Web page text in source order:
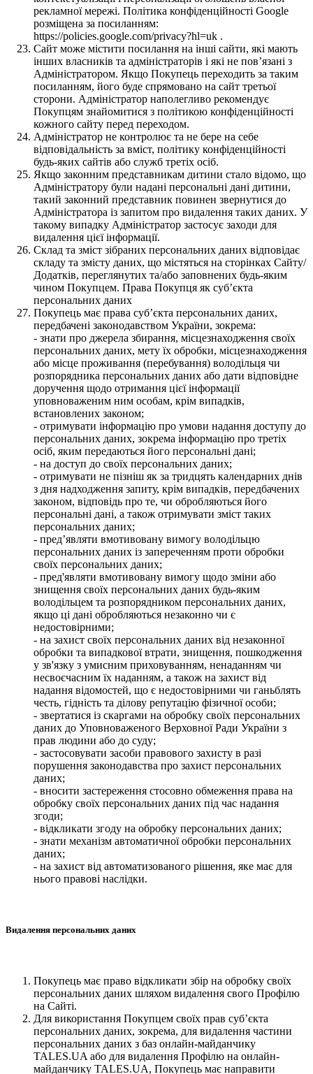
рекламної мережі. Політика конфіденційності Google
розміщена за посиланням:
https://policies.google.com/privacy?hl=uk .
Сайт може містити посилання на інші сайти, які мають
інших власників та адміністраторів і які не пов’язані з
Адміністратором. Якщо Покупець переходить за таким
посиланням, його буде спрямовано на сайт третьої
сторони. Адміністратор наполегливо рекомендує
Покупцям знайомитися з політикою конфіденційності
кожного сайту перед переходом.
Адміністратор не контролює та не бере на себе
відповідальність за вміст, політику конфіденційності
будь-яких сайтів або служб третіх осіб.
Якщо законним представникам дитини стало відомо, що
Адміністратору були надані персональні дані дитини,
такий законний представник повинен звернутися до
Адміністратора із запитом про видалення таких даних. У
такому випадку Адміністратор застосує заходи для
видалення цієї інформації.
Склад та зміст зібраних персональних даних відповідає
складу та змісту даних, що містяться на сторінках Сайту/
Додатків, переглянутих та/або заповнених будь-яким
чином Покупцем. Права Покупця як суб’єкта
персональних даних
Покупець має права суб’єкта персональних даних,
передбачені законодавством України, зокрема:
- знати про джерела збирання, місцезнаходження своїх
персональних даних, мету їх обробки, місцезнаходження
або місце проживання (перебування) володільця чи
розпорядника персональних даних або дати відповідне
доручення щодо отримання цієї інформації
уповноваженим ним особам, крім випадків,
встановлених законом;
- отримувати інформацію про умови надання доступу до
персональних даних, зокрема інформацію про третіх
осіб, яким передаються його персональні дані;
- на доступ до своїх персональних даних;
- отримувати не пізніш як за тридцять календарних днів
з дня надходження запиту, крім випадків, передбачених
законом, відповідь про те, чи обробляються його
персональні дані, а також отримувати зміст таких
персональних даних;
- пред’являти вмотивовану вимогу володільцю
персональних даних із запереченням проти обробки
своїх персональних даних;
- пред'являти вмотивовану вимогу щодо зміни або
знищення своїх персональних даних будь-яким
володільцем та розпорядником персональних даних,
якщо ці дані обробляються незаконно чи є
недостовірними;
- на захист своїх персональних даних від незаконної
обробки та випадкової втрати, знищення, пошкодження
у зв'язку з умисним приховуванням, ненаданням чи
несвоєчасним їх наданням, а також на захист від
надання відомостей, що є недостовірними чи ганьблять
честь, гідність та ділову репутацію фізичної особи;
- звертатися із скаргами на обробку своїх персональних
даних до Уповноваженого Верховної Ради України з
прав людини або до суду;
- застосовувати засоби правового захисту в разі
порушення законодавства про захист персональних
даних;
- вносити застереження стосовно обмеження права на
обробку своїх персональних даних під час надання
згоди;
- відкликати згоду на обробку персональних даних;
- знати механізм автоматичної обробки персональних
даних;
- на захист від автоматизованого рішення, яке має для
нього правові наслідки.
Видалення персональних даних
Покупець має право відкликати збір на обробку своїх
персональних даних шляхом видалення свого Профілю
на Сайті.
Для використання Покупцем своїх прав суб’єкта
персональних даних, зокрема, для видалення частини
персональних даних з баз онлайн-майданчику
TALES.UA або для видалення Профілю на онлайн-
майданчику TALES.UA, Покупець має направити